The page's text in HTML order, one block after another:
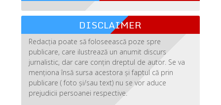
DISCLAIMER
Redacția poate să foloseească poze spre
publicare, care ilustrează un anumit discurs
jurnalistic, dar care conțin dreptul de autor. Se va
menționa însă sursa acestora și faptul că prin
publicare ( foto și/sau text) nu se vor aduce
prejudicii persoanei respective.